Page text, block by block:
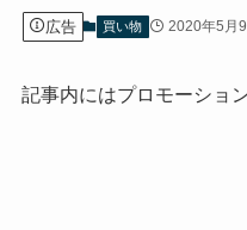
広告 買い物 2020年5月
記事内にはプロモーショ